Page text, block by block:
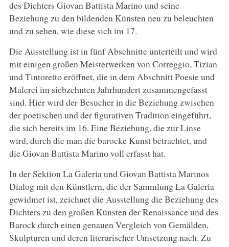
des Dichters Giovan Battista Marino und seine
Beziehung zu den bildenden Künsten neu zu beleuchten
und zu sehen, wie diese sich im 17.
Die Ausstellung ist in fünf Abschnitte unterteilt und wird
mit einigen großen Meisterwerken von Correggio, Tizian
und Tintoretto eröffnet, die in dem Abschnitt Poesie und
Malerei im siebzehnten Jahrhundert zusammengefasst
sind. Hier wird der Besucher in die Beziehung zwischen
der poetischen und der figurativen Tradition eingeführt,
die sich bereits im 16. Eine Beziehung, die zur Linse
wird, durch die man die barocke Kunst betrachtet, und
die Giovan Battista Marino voll erfasst hat.
In der Sektion La Galeria und Giovan Battista Marinos
Dialog mit den Künstlern, die der Sammlung La Galeria
gewidmet ist, zeichnet die Ausstellung die Beziehung des
Dichters zu den großen Künsten der Renaissance und des
Barock durch einen genauen Vergleich von Gemälden,
Skulpturen und deren literarischer Umsetzung nach. Zu